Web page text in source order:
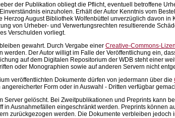
der Publikation obliegt die Pflicht, eventuell betroffene
einzuholen. Erhält der Autor Kenntnis vom
Herzog August Bibliothek Wolfenbüttel unverzüglich davon in
von Urheber- und Verwertungsrechten resultierende
Verschulden vorliegt.
gewahrt. Durch Vergabe einer Creative-Commons-
Der Autor willigt im Falle der Veröffentlichung ein,
auf dem Digitalen Repositorium der WDB steht einer
oder Monographien sowie auf anderen Servern nicht
veröffentlichten Dokumente dürfen von jedermann über die
Form oder in Auswahl - Dritten verfügbar
Server gelöscht. Bei Zweitpublikationen und Preprints kann
in Ausnahmefällen eingeschränkt werden. Preprints können
zurückgezogen werden. Die Dokumente verbleiben jedoch